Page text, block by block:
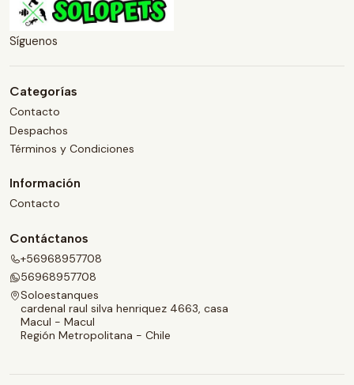
Síguenos
Categorías
Contacto
Despachos
Términos y Condiciones
Información
Contacto
Contáctanos
+56968957708
56968957708
Soloestanques
cardenal raul silva henriquez 4663, casa
Macul - Macul
Región Metropolitana - Chile